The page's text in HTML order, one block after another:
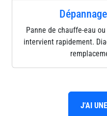
Panne de chauffe-eau ou
intervient rapidement.
J'AI